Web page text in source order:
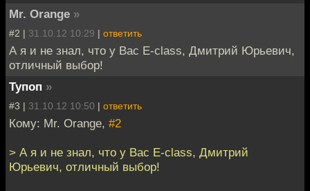
Mr. Orange »
#2 | 31.10.12 10:29 | ответить
А я и не знал, что у Вас E-class, Дмитрий Юрьевич,
отличный выбор!
Тупоп »
#3 | 31.10.12 10:50 | ответить
Кому: Mr. Orange, #2
> А я и не знал, что у Вас E-class, Дмитрий
Юрьевич, отличный выбор!